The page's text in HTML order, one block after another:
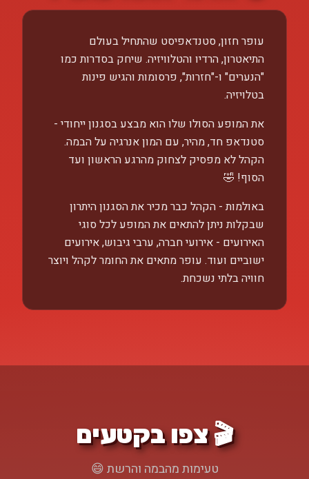
עופר חזון, סטנדאפיסט שהתחיל בעולם
התיאטרון, הרדיו והטלוויזיה. שיחק בסדרות כמו
"הנערים" ו-"חזרות", פרסומות והגיש פינות
בטלויזיה.
את המופע הסולו שלו הוא מבצע בסגנון ייחודי -
סטנדאפ חד, מהיר, עם המון אנרגיה על הבמה.
הקהל לא מפסיק לצחוק מהרגע הראשון ועד
הסוף! 🤣
באולמות - הקהל כבר מכיר את הסגנון היתרון
שבקלות ניתן להתאים את המופע לכל סוגי
האירועים - אירועי חברה, ערבי גיבוש, אירועים
ישוביים ועוד. עופר מתאים את החומר לקהל ויוצר
חוויה בלתי נשכחת.
🎬 צפו בקטעים
טעימות מהבמה והרשת 😄